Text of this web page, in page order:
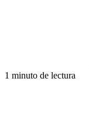
1 minuto de lectura